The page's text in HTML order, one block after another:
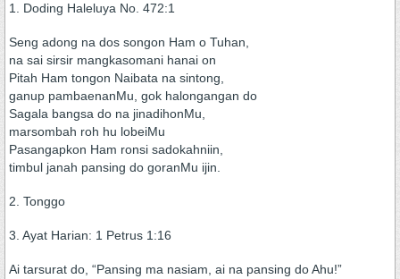
1. Doding Haleluya No. 472:1
Seng adong na dos songon Ham o Tuhan,
na sai sirsir mangkasomani hanai on
Pitah Ham tongon Naibata na sintong,
ganup pambaenanMu, gok halongangan do
Sagala bangsa do na jinadihonMu,
marsombah roh hu lobeiMu
Pasangapkon Ham ronsi sadokahniin,
timbul janah pansing do goranMu ijin.
2. Tonggo
3. Ayat Harian: 1 Petrus 1:16
Ai tarsurat do, “Pansing ma nasiam, ai na pansing do Ahu!”